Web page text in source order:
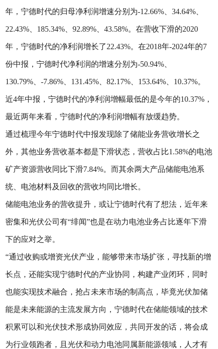
年，宁德时代的归母净利润增速分别为-12.66%、34.64%、
22.43%、185.34%、92.89%、43.58%。在营收下滑的2020
年，宁德时代的净利润增长了22.43%。在2018年-2024年的7
份中报，宁德时代净利润的增速分别为-50.94%、
130.79%、-7.86%、131.45%、82.17%、153.64%、10.37%。
近4年中报，宁德时代的净利润增幅最低的是今年的10.37%，
最近两年来看，宁德时代的净利润增幅有放缓趋势。
通过梳理今年宁德时代中报发现除了储能业务营收增长之
外，其他业务营收基本都是下滑状态，营收占比1.58%的电池
矿产资源营收同比下滑7.84%。而其余两大产品储能电池系
统、电池材料及回收的营收均同比增长。
储能电池业务的营收提升，或让宁德时代有了想法，近年来
密集和光伏公司有“绯闻”也是在动力电池业务占比逐年下滑
下的应对之举。
“通过收购或增资光伏产业，能够带来市场扩张，寻找新的增
长点，还能实现宁德时代的产业协同，构建产业闭环，同时
也能实现技术融合，抢占未来市场的制高点，毕竟光伏加储
能是未来能源的主流发展方向，宁德时代在储能领域的技术
积累可以和光伏技术形成协同效应，共同开发的话，将会成
为行业领跑者，且光伏和动力电池同属新能源领域，人才有